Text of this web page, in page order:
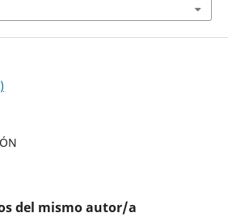
del mismo autor/a